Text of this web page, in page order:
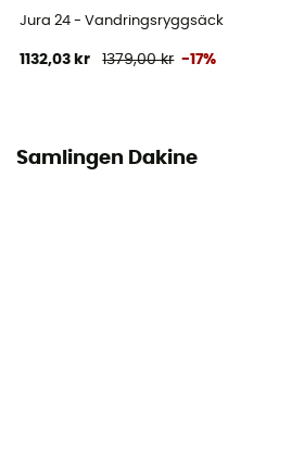
Höjd
Bärande system
Jura 24 - Vandringsryggsäck
1132,03 kr 1379,00 kr -17%
Samlingen Dakine